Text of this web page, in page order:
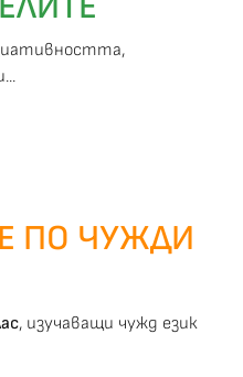
ПО ЧУЖДИ
, изучаващи чужд език